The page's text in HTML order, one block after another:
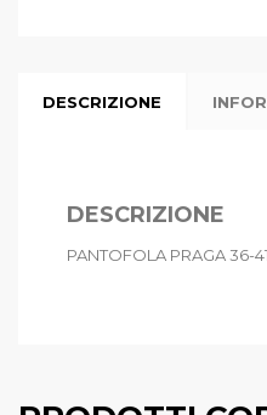
DESCRIZIONE
DESCRIZIONE
PANTOFOLA PRAGA 36-41